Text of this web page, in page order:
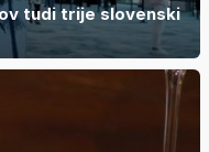
tudi trije slovenski